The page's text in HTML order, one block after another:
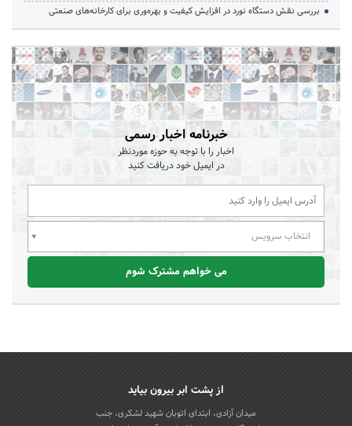
بررسی نقش دستگاه نورد در افزایش کیفیت و بهره‌وری برای کارخانه‌های صنعتی
خبرنامه اخبار رسمی
اخبار را با توجه به حوزه موردنظر
در ایمیل خود دریافت کنید
انتخاب سرویس
می خواهم مشترک شوم
از پشت ابر بیرون بیاید
میدان آزادی، ابتدای اتوبان شهید لشکری، جنب